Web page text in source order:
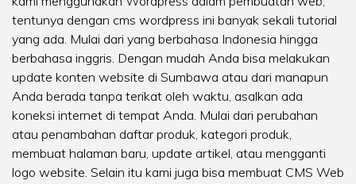
tentunya dengan cms wordpress ini banyak sekali tutorial
yang ada. Mulai dari yang berbahasa Indonesia hingga
berbahasa inggris. Dengan mudah Anda bisa melakukan
update konten website di Sumbawa atau dari manapun
Anda berada tanpa terikat oleh waktu, asalkan ada
koneksi internet di tempat Anda. Mulai dari perubahan
atau penambahan daftar produk, kategori produk,
membuat halaman baru, update artikel, atau mengganti
logo website. Selain itu kami juga bisa membuat CMS Web